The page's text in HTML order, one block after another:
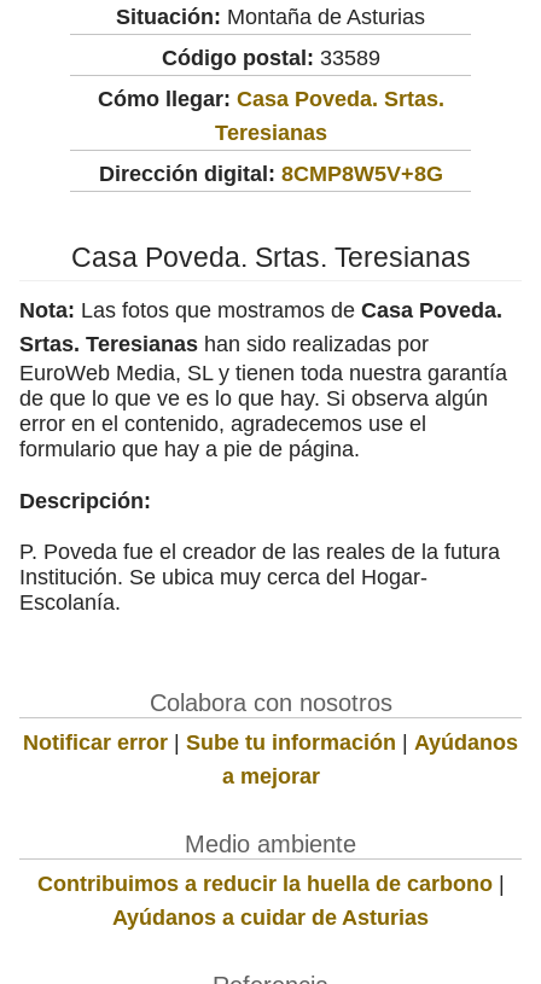
Situación: Montaña de Asturias
Código postal: 33589
Cómo llegar: Casa Poveda. Srtas.
Teresianas
Dirección digital: 8CMP8W5V+8G
Casa Poveda. Srtas. Teresianas
Nota: Las fotos que mostramos de Casa Poveda.
Srtas. Teresianas han sido realizadas por
EuroWeb Media, SL y tienen toda nuestra garantía
de que lo que ve es lo que hay. Si observa algún
error en el contenido, agradecemos use el
formulario que hay a pie de página.
Descripción:
P. Poveda fue el creador de las reales de la futura
Institución. Se ubica muy cerca del Hogar-
Escolanía.
Colabora con nosotros
Notificar error | Sube tu información | Ayúdanos
a mejorar
Medio ambiente
Contribuimos a reducir la huella de carbono|
Ayúdanos a cuidar de Asturias